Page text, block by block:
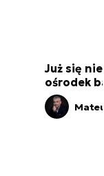
Już się
ośrodek